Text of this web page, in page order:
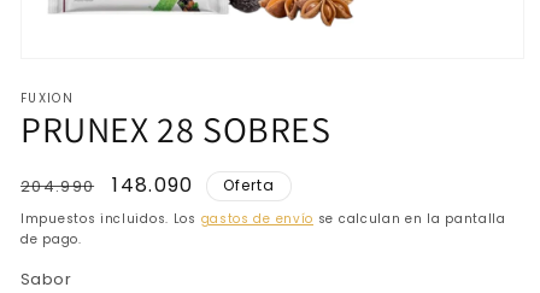
multimedia
1
en
modal
FUXION
PRUNEX 28 SOBRES
Precio
habitual
204.990
Precio
de
148.090 Oferta
Impuestos incluidos. Los gastos de envío se calculan en la pantalla
de pago.
Sabor